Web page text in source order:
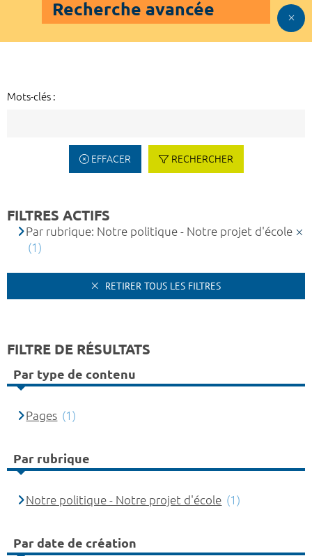
Recherche avancée
Mots-clés :
EFFACER RECHERCHER
FILTRES ACTIFS
Par rubrique: Notre politique - Notre projet d'école
(1)
RETIRER TOUS LES FILTRES
FILTRE DE RÉSULTATS
Par type de contenu
Pages (1)
Par rubrique
Notre politique - Notre projet d'école (1)
Par date de création